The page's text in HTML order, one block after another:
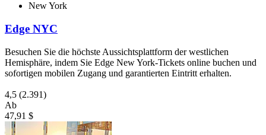
New York
Edge NYC
Besuchen Sie die höchste Aussichtsplattform der westlichen
Hemisphäre, indem Sie Edge New York-Tickets online buchen und
sofortigen mobilen Zugang und garantierten Eintritt erhalten.
4,5 (2.391)
Ab
47,91 $